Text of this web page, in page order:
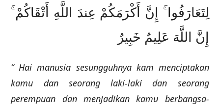
لِتَعَارَفُوا ۚ إِنَّ أَكْرَمَكُمْ عِندَ اللَّهِ أَتْقَاكُمْ ۚ
إِنَّ اللَّهَ عَلِيمٌ خَبِيرٌ
“ Hai manusia sesungguhnya kam menciptakan
kamu dan seorang laki-laki dan seorang
perempuan dan menjadikan kamu berbangsa-